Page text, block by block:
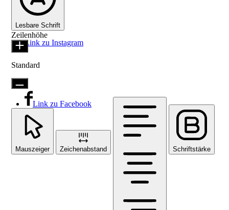
Link zu Instagram
Link zu Facebook
Lesbare Schrift
Zeilenhöhe
Standard
Mauszeiger Zeichenabstand Schriftstärke